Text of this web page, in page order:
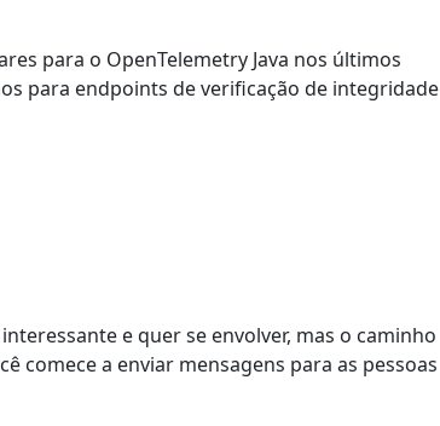
para o OpenTelemetry Java nos últimos
para endpoints de verificação de integridade
e quer se envolver, mas o caminho
comece a enviar mensagens para as pessoas